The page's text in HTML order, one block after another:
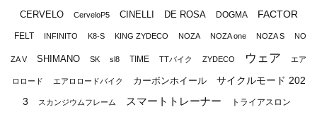
CERVELO CerveloP5 CINELLI DE ROSA DOGMA FACTOR
FELT INFINITO K8-S KING ZYDECO NOZA NOZA one NOZA S NO
ZA V SHIMANO SK sl8 TIME TTバイク ZYDECO ウェア エア
ロロード エアロロードバイク カーボンホイール
サイクルモード 202
3
スカンジウムフレーム スマートトレーナー トライアスロン